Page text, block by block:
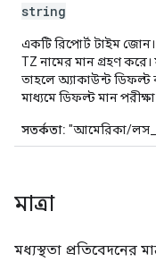
string
একটি রিপোর্ট টাইম
TZ নামের মান গ্রহণ
তাহলে অ্যাকাউন্ট ডিফল্ট
মাধ্যমে ডিফল্ট মান
সতর্কতা: "আমেরিকা/
মাত্রা
মধ্যস্থতা প্রতিবেদনের